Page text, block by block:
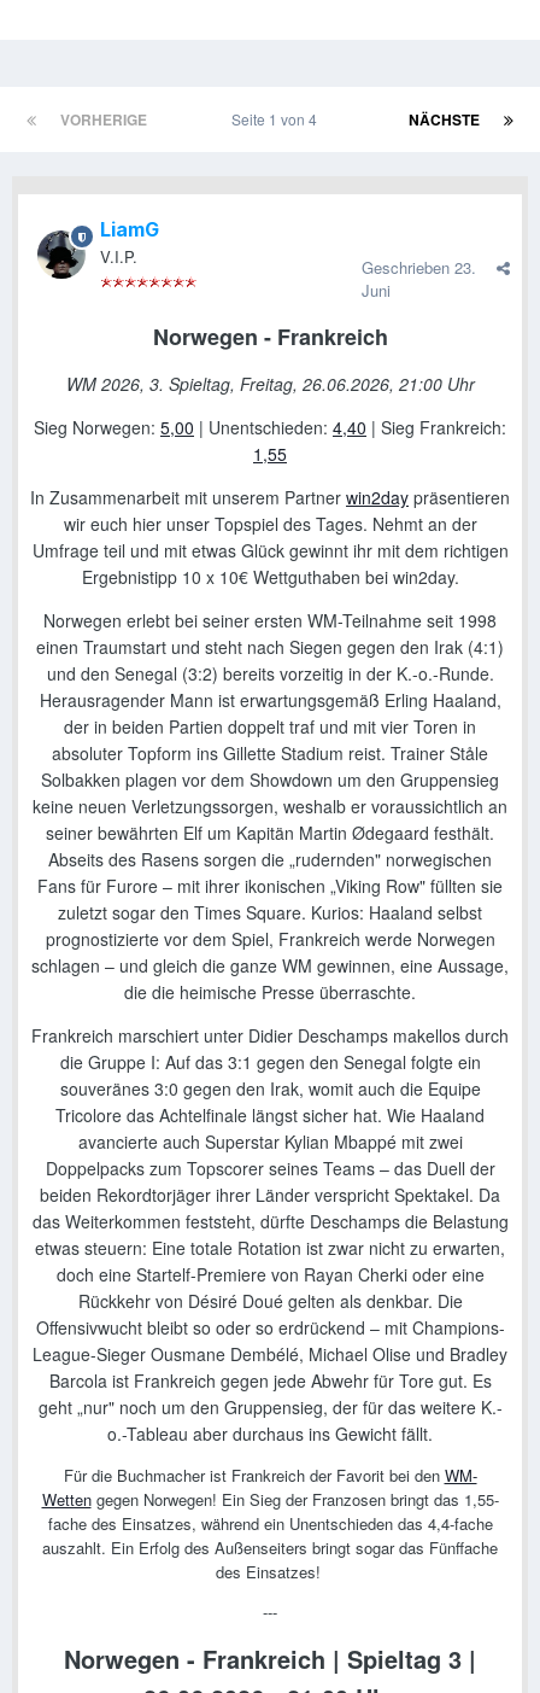
VORHERIGE NÄCHSTE
Seite 1 von 4
LiamG
V.I.P. Geschrieben 23.
Juni
Norwegen - Frankreich
WM 2026, 3. Spieltag, Freitag, 26.06.2026, 21:00 Uhr
Sieg Norwegen: 5,00 | Unentschieden: 4,40 | Sieg Frankreich:
1,55
In Zusammenarbeit mit unserem Partner win2day präsentieren
wir euch hier unser Topspiel des Tages. Nehmt an der
Umfrage teil und mit etwas Glück gewinnt ihr mit dem richtigen
Ergebnistipp 10 x 10€ Wettguthaben bei win2day.
Norwegen erlebt bei seiner ersten WM-Teilnahme seit 1998
einen Traumstart und steht nach Siegen gegen den Irak (4:1)
und den Senegal (3:2) bereits vorzeitig in der K.-o.-Runde.
Herausragender Mann ist erwartungsgemäß Erling Haaland,
der in beiden Partien doppelt traf und mit vier Toren in
absoluter Topform ins Gillette Stadium reist. Trainer Ståle
Solbakken plagen vor dem Showdown um den Gruppensieg
keine neuen Verletzungssorgen, weshalb er voraussichtlich an
seiner bewährten Elf um Kapitän Martin Ødegaard festhält.
Abseits des Rasens sorgen die „rudernden" norwegischen
Fans für Furore – mit ihrer ikonischen „Viking Row" füllten sie
zuletzt sogar den Times Square. Kurios: Haaland selbst
prognostizierte vor dem Spiel, Frankreich werde Norwegen
schlagen – und gleich die ganze WM gewinnen, eine Aussage,
die die heimische Presse überraschte.
Frankreich marschiert unter Didier Deschamps makellos durch
die Gruppe I: Auf das 3:1 gegen den Senegal folgte ein
souveränes 3:0 gegen den Irak, womit auch die Equipe
Tricolore das Achtelfinale längst sicher hat. Wie Haaland
avancierte auch Superstar Kylian Mbappé mit zwei
Doppelpacks zum Topscorer seines Teams – das Duell der
beiden Rekordtorjäger ihrer Länder verspricht Spektakel. Da
das Weiterkommen feststeht, dürfte Deschamps die Belastung
etwas steuern: Eine totale Rotation ist zwar nicht zu erwarten,
doch eine Startelf-Premiere von Rayan Cherki oder eine
Rückkehr von Désiré Doué gelten als denkbar. Die
Offensivwucht bleibt so oder so erdrückend – mit Champions-
League-Sieger Ousmane Dembélé, Michael Olise und Bradley
Barcola ist Frankreich gegen jede Abwehr für Tore gut. Es
geht „nur" noch um den Gruppensieg, der für das weitere K.-
o.-Tableau aber durchaus ins Gewicht fällt.
Für die Buchmacher ist Frankreich der Favorit bei den WM-
Wettengegen Norwegen! Ein Sieg der Franzosen bringt das 1,55-
fache des Einsatzes, während ein Unentschieden das 4,4-fache
auszahlt. Ein Erfolg des Außenseiters bringt sogar das Fünffache
des Einsatzes!
---
Norwegen - Frankreich | Spieltag 3 |